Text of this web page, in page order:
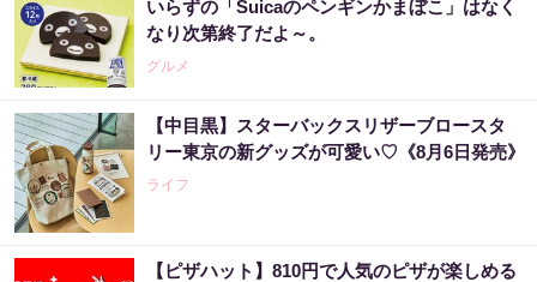
いらずの「Suicaのペンギンかまぼこ」はなく
なり次第終了だよ～。
グルメ
【中目黒】スターバックスリザーブロースタ
リー東京の新グッズが可愛い♡《8月6日発売》
ライフ
【ピザハット】810円で人気のピザが楽しめる